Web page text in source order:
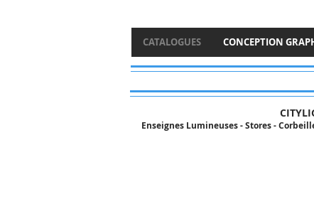
CATALOGUES CONCEPTION
Enseignes Lumineuses - Stores -